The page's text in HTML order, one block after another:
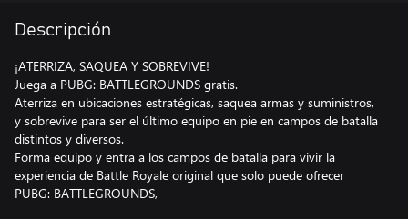
Descripción
¡ATERRIZA, SAQUEA Y SOBREVIVE!
Juega a PUBG: BATTLEGROUNDS gratis.
Aterriza en ubicaciones estratégicas, saquea armas y suministros,
y sobrevive para ser el último equipo en pie en campos de batalla
distintos y diversos.
Forma equipo y entra a los campos de batalla para vivir la
experiencia de Battle Royale original que solo puede ofrecer
PUBG: BATTLEGROUNDS,